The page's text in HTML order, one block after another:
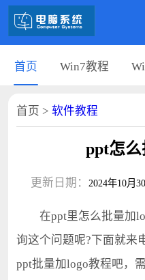
首页 Win7教程
首页 > 软件教程
ppt怎么
更新日期： 2024年10月
在ppt里怎么批量加
询这个问题呢?下面就来
ppt批量加logo教程吧，